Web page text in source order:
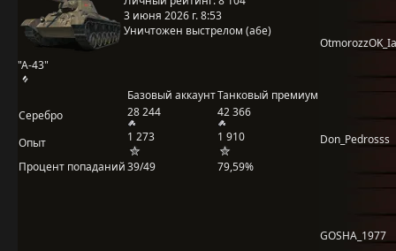
"А-43"
3 июня 2026 г. 8:53
Уничтожен выстрелом (a6e)
Базовый аккаунтТанковый премиум
Серебро
28 244 42 366
Опыт 1 273
1 910
Процент попаданий39/49 79,59%
Don_Pedrosss
GOSHA_1977